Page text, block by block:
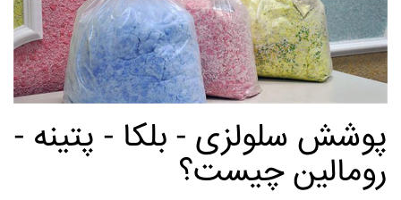
پوشش سلولزی - بلکا - پتینه -
رومالین چیست؟